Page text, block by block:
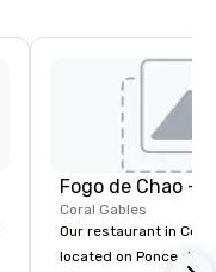
Fogo de Chao -
Coral Gables
Our restaurant in
located on Ponce de